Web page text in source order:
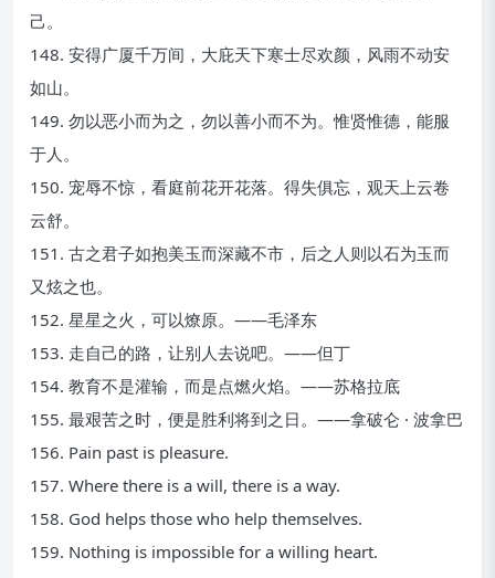
己。
148. 安得广厦千万间，大庇天下寒士尽欢颜，风雨不动安
如山。
149. 勿以恶小而为之，勿以善小而不为。惟贤惟德，能服
于人。
150. 宠辱不惊，看庭前花开花落。得失俱忘，观天上云卷
云舒。
151. 古之君子如抱美玉而深藏不市，后之人则以石为玉而
又炫之也。
152. 星星之火，可以燎原。——毛泽东
153. 走自己的路，让别人去说吧。——但丁
154. 教育不是灌输，而是点燃火焰。——苏格拉底
155. 最艰苦之时，便是胜利将到之日。——拿破仑 · 波拿巴
156. Pain past is pleasure.
157. Where there is a will, there is a way.
158. God helps those who help themselves.
159. Nothing is impossible for a willing heart.